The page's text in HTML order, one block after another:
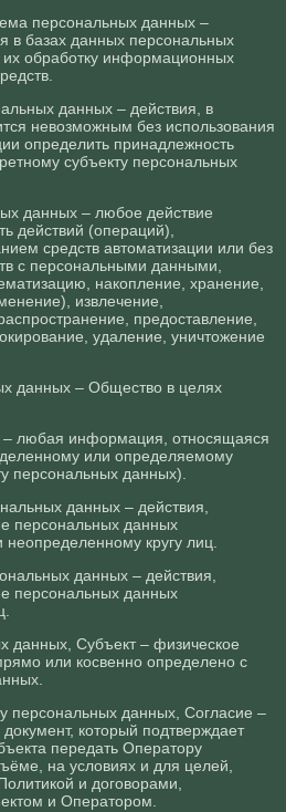
персональных данных –
в базах данных персональных
обработку информационных
данных – действия, в
невозможным без использования
определить принадлежность
субъекту персональных
данных – любое действие
действий (операций),
средств автоматизации или без
с персональными данными,
накопление, хранение,
извлечение,
предоставление,
удаление, уничтожение
данных – Общество в целях
любая информация, относящаяся
или определяемому
персональных данных).
данных – действия,
персональных данных
кругу лиц.
данных – действия,
персональных данных
данных, Субъект – физическое
или косвенно определено с
персональных данных, Согласие –
который подтверждает
передать Оператору
на условиях и для целей,
и договорами,
и Оператором.